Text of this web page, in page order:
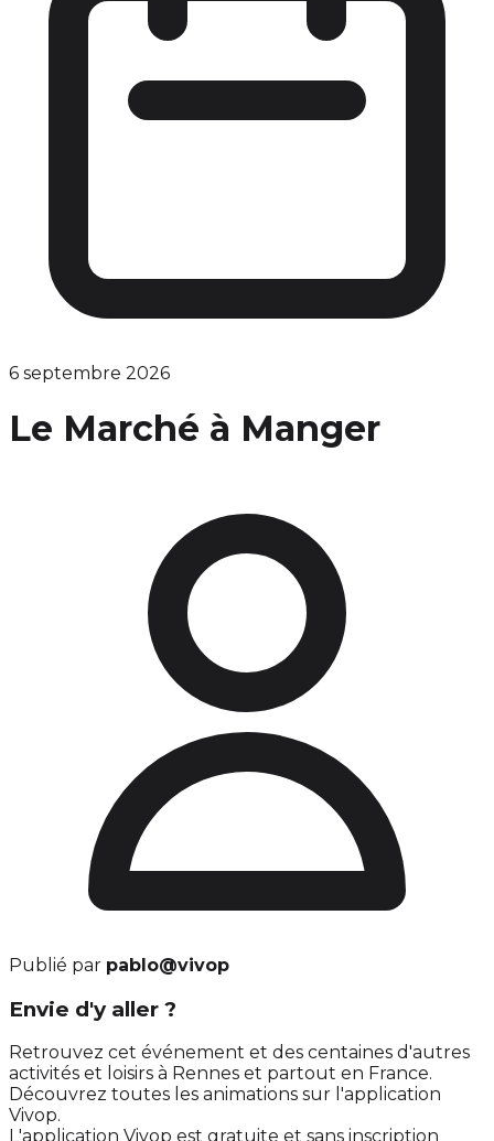
6 septembre 2026
Le Marché à Manger
Publié par pablo@vivop
Envie d'y aller ?
Retrouvez cet événement et des centaines d'autres
activités et loisirs à Rennes et partout en France.
Découvrez toutes les animations sur l'application
Vivop.
L'application Vivop est gratuite et sans inscription